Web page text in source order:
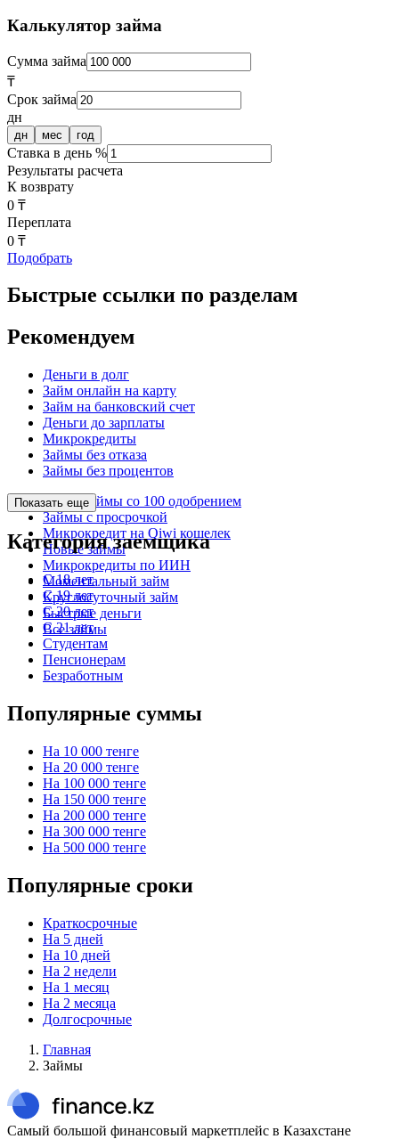
Калькулятор займа
Сумма займа
₸
Срок займа
дн
дн мес год
Ставка в день %
Результаты расчета
К возврату
0 ₸
Переплата
0 ₸
Подобрать
Быстрые ссылки по разделам
Рекомендуем
Деньги в долг
Займ онлайн на карту
Займ на банковский счет
Деньги до зарплаты
Микрокредиты
Займы без отказа
Займы без процентов
Микрозаймы со 100 одобрением
Займы с просрочкой
Микрокредит на Qiwi кошелек
Новые займы
Микрокредиты по ИИН
Моментальный займ
Круглосуточный займ
Быстрые деньги
Все займы
Показать еще
Категория заемщика
С 18 лет
С 19 лет
С 20 лет
С 21 лет
Студентам
Пенсионерам
Безработным
Популярные суммы
На 10 000 тенге
На 20 000 тенге
На 100 000 тенге
На 150 000 тенге
На 200 000 тенге
На 300 000 тенге
На 500 000 тенге
Популярные сроки
Краткосрочные
На 5 дней
На 10 дней
На 2 недели
На 1 месяц
На 2 месяца
Долгосрочные
Главная
Займы
Самый большой финансовый маркетплейс в Казахстане